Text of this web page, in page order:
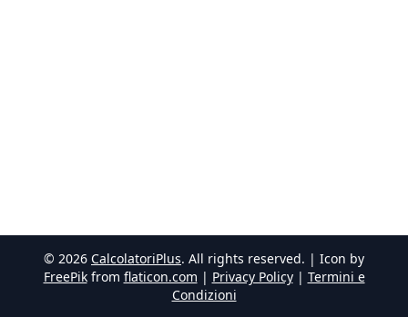
© 2026 CalcolatoriPlus. All rights reserved. | Icon by
FreePik from flaticon.com | Privacy Policy| Termini e
Condizioni